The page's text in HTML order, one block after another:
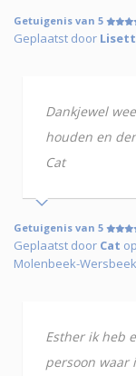
Getuigenis van 5
Geplaatst door
Dankjewel
houden en
Cat
Getuigenis van 5
Geplaatst door Cat
Molenbeek-
Esther ik heb
persoon waar